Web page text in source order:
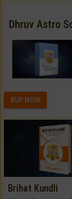
Dhruv Astro
BUY NOW
Brihat Kundli